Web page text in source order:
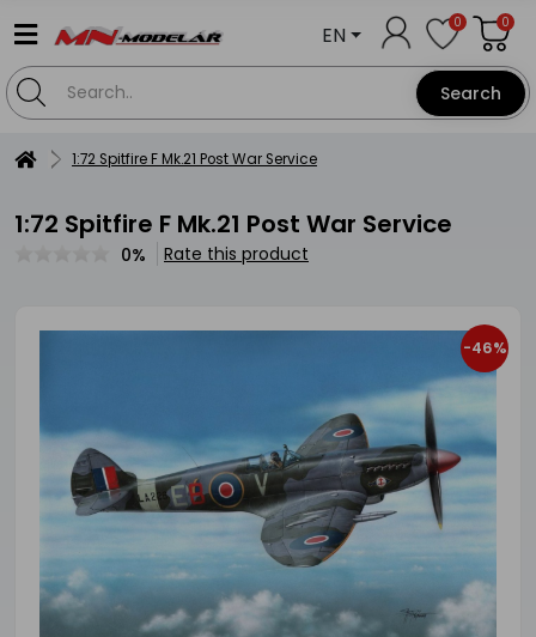
Search
EN 0 0
1:72 Spitfire F Mk.21 Post War Service
1:72 Spitfire F Mk.21 Post War Service
0% Rate this product
-46%